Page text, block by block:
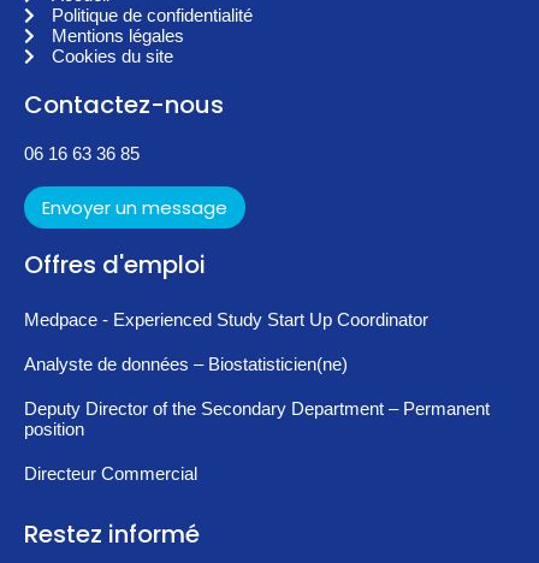
Politique de confidentialité
Mentions légales
Cookies du site
Contactez-nous
06 16 63 36 85
Envoyer un message
Offres d'emploi
Medpace - Experienced Study Start Up Coordinator
Analyste de données – Biostatisticien(ne)
Deputy Director of the Secondary Department – Permanent
position
Directeur Commercial
Restez informé